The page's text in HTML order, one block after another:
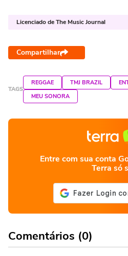
Licenciado de The Music Journal
Compartilhar
TAGS
REGGAE TMJ BRAZIL
MEU SONORA
Entre com sua conta
Terra só
Comentários (0)